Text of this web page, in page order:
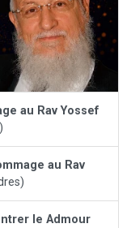
au Rav Yossef
au Rav
le Admour